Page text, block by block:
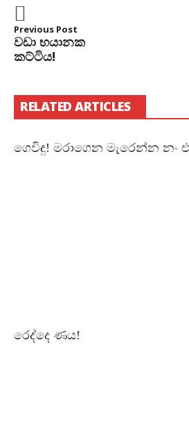
Previous Post
වඩා භයානක
කට්ටිය!
RELATED ARTICLES
ගෙවිඳු! මරාගෙන මැරෙන්න නං
රෙද්දෙ ණය!